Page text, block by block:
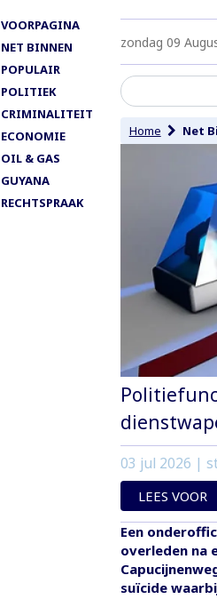
VOORPAGINA
NET BINNEN
POPULAIR
POLITIEK
CRIMINALITEIT
ECONOMIE
OIL & GAS
GUYANA
RECHTSPRAAK
zondag 09
Home Net
03 jul 2026 |
LEES VOOR
Een
overleden na
suïcide